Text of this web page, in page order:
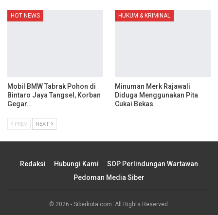
HOT NEWS
Mobil BMW Tabrak Pohon di
Bintaro Jaya Tangsel, Korban
Gegar…
HUKUM & KRIMINAL
Minuman Merk Rajawali
Diduga Menggunakan Pita
Cukai Bekas
PREV NEXT
Redaksi Hubungi Kami
SOP Perlindungan Wartawan
Pedoman Media Siber
© 2026 - Siberkota.com. All Rights Reserved.